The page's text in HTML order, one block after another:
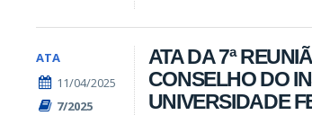
ATA
11/04/2025
7/2025
ATA DA 7ª
CONSELHO DO
UNIVERSIDADE